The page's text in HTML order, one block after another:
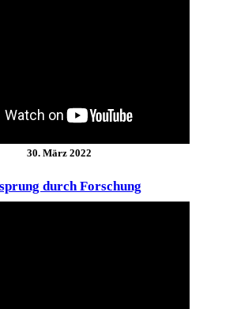
30. März 2022
durch Forschung